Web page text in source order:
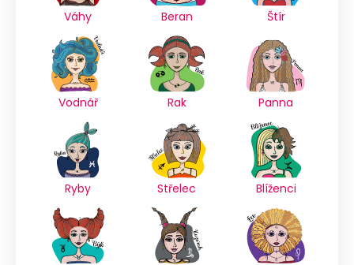
Váhy Beran Štír
Vodnář Rak Panna
Ryby Střelec Blíženci